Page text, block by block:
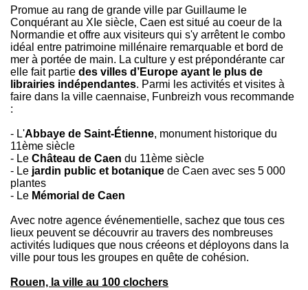
Promue au rang de grande ville par Guillaume le
Conquérant au XIe siècle, Caen est situé au coeur de la
Normandie et offre aux visiteurs qui s'y arrêtent le combo
idéal entre patrimoine millénaire remarquable et bord de
mer à portée de main. La culture y est prépondérante car
elle fait partie des villes d’Europe ayant le plus de
librairies indépendantes. Parmi les activités et visites à
faire dans la ville caennaise, Funbreizh vous recommande
:
- L'Abbaye de Saint-Étienne, monument historique du
11ème siècle
- Le Château de Caen du 11ème siècle
- Le jardin public et botanique de Caen avec ses 5 000
plantes
- Le Mémorial de Caen
Avec notre agence événementielle, sachez que tous ces
lieux peuvent se découvrir au travers des nombreuses
activités ludiques que nous créeons et déployons dans la
ville pour tous les groupes en quête de cohésion.
Rouen, la ville au 100 clochers